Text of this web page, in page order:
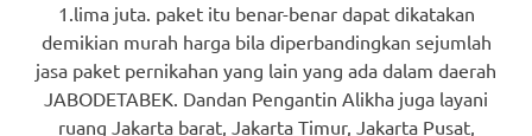
1.lima juta. paket itu benar-benar dapat dikatakan
demikian murah harga bila diperbandingkan sejumlah
jasa paket pernikahan yang lain yang ada dalam daerah
JABODETABEK. Dandan Pengantin Alikha juga layani
ruang Jakarta barat, Jakarta Timur, Jakarta Pusat,